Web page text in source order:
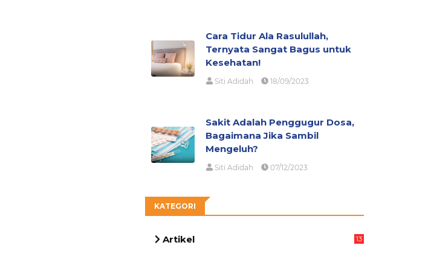
Cara Tidur Ala Rasulullah,
Ternyata Sangat Bagus untuk
Kesehatan!
Siti Adidah 18/09/2023
Sakit Adalah Penggugur Dosa,
Bagaimana Jika Sambil
Mengeluh?
Siti Adidah 07/12/2023
KATEGORI
Artikel
13